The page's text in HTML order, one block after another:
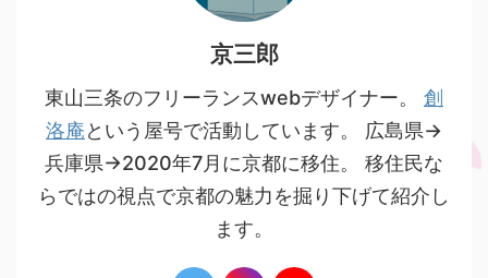
京三郎
東山三条のフリーランスwebデザイナー。 創
洛庵という屋号で活動しています。 広島県→
兵庫県→2020年7月に京都に移住。 移住民な
らではの視点で京都の魅力を掘り下げて紹介し
ます。